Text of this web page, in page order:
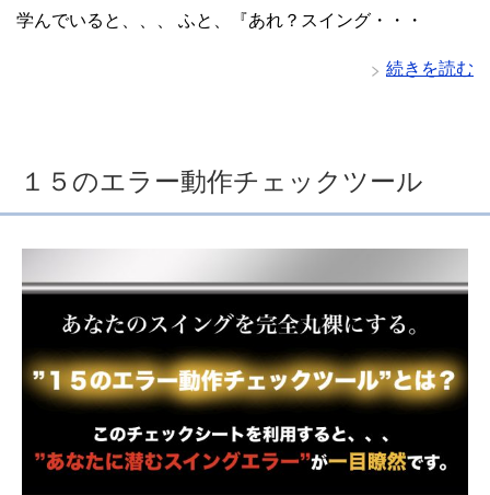
学んでいると、、、 ふと、『あれ？スイング・・・
続きを読む
１５のエラー動作チェックツール